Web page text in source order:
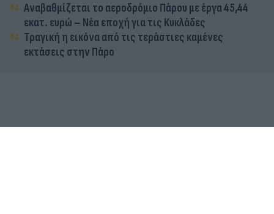
Αναβαθμίζεται το αεροδρόμιο Πάρου με έργα 45,44
εκατ. ευρώ – Νέα εποχή για τις Κυκλάδες
Τραγική η εικόνα από τις τεράστιες καμένες
εκτάσεις στην Πάρο